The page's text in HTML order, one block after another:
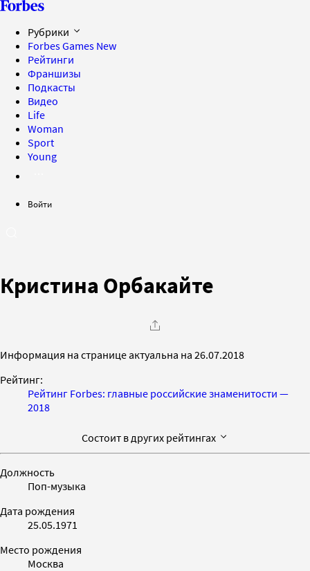
Рубрики
Forbes Games New
Рейтинги
Франшизы
Подкасты
Видео
Life
Woman
Sport
Young
Войти
Кристина Орбакайте
Информация на странице актуальна на 26.07.2018
Рейтинг:
Рейтинг Forbes: главные российские знаменитости —
2018
Состоит в других рейтингах
Должность
Поп-музыка
Дата рождения
25.05.1971
Место рождения
Москва